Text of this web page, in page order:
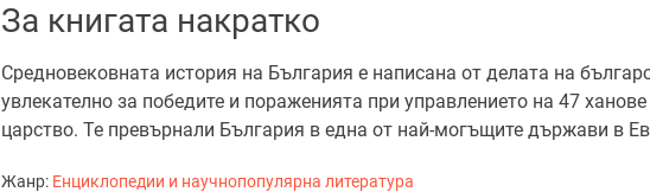
За книгата накратко
Средновековната история на България е написана от делата на
увлекателно за победите и пораженията при управлението на 47
царство. Те превърнали България в една от най-могъщите държави в
Жанр: Енциклопедии и научнопопулярна литература